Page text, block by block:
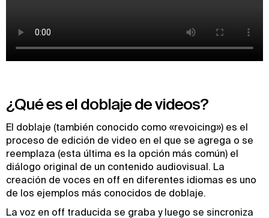
¿Qué es el doblaje de videos?
El doblaje (también conocido como «revoicing») es el
proceso de edición de video en el que se agrega o se
reemplaza (esta última es la opción más común) el
diálogo original de un contenido audiovisual. La
creación de voces en off en diferentes idiomas es uno
de los ejemplos más conocidos de doblaje.
La voz en off traducida se graba y luego se sincroniza